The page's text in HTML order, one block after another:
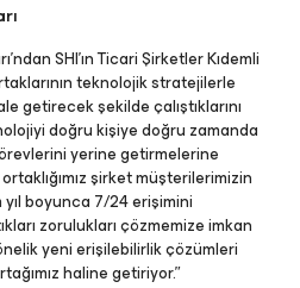
SHI’ın Ticari Şirketler Kıdemli
teknolojik stratejilerle
getirecek şekilde çalıştıklarını
doğru kişiye doğru zamanda
yerine getirmelerine
şirket müşterilerimizin
boyunca 7/24 erişimini
zorulukları çözmemize imkan
yeni erişilebilirlik çözümleri
haline getiriyor.”